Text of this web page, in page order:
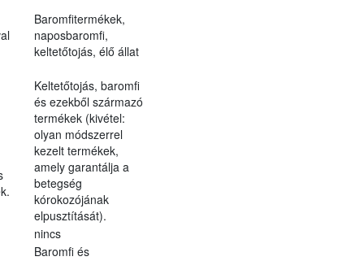
Baromfitermékek,
naposbaromfi,
keltetőtojás, élő állat
Keltetőtojás, baromfi
és ezekből származó
termékek (kivétel:
olyan módszerrel
kezelt termékek,
amely garantálja a
betegség
kórokozójának
elpusztítását).
nincs
Baromfi és